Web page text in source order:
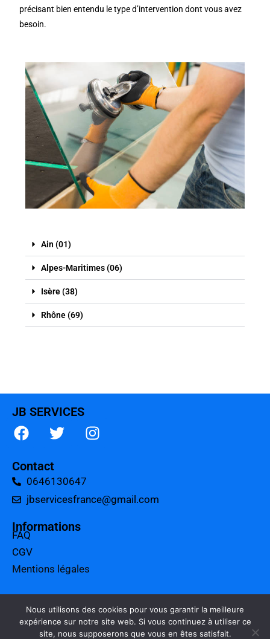
précisant bien entendu le type d’intervention dont vous avez
besoin.
Ain (01)
Alpes-Maritimes (06)
Isère (38)
Rhône (69)
JB SERVICES
Contact
0646130647
jbservicesfrance@gmail.com
Informations
FAQ
CGV
Mentions légales
Tarifs
Charte qualité
Nous utilisons des cookies pour vous garantir la meilleure
expérience sur notre site web. Si vous continuez à utiliser ce
site, nous supposerons que vous en êtes satisfait.